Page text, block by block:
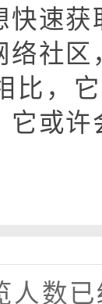
快速
络社
比，
它或
人数